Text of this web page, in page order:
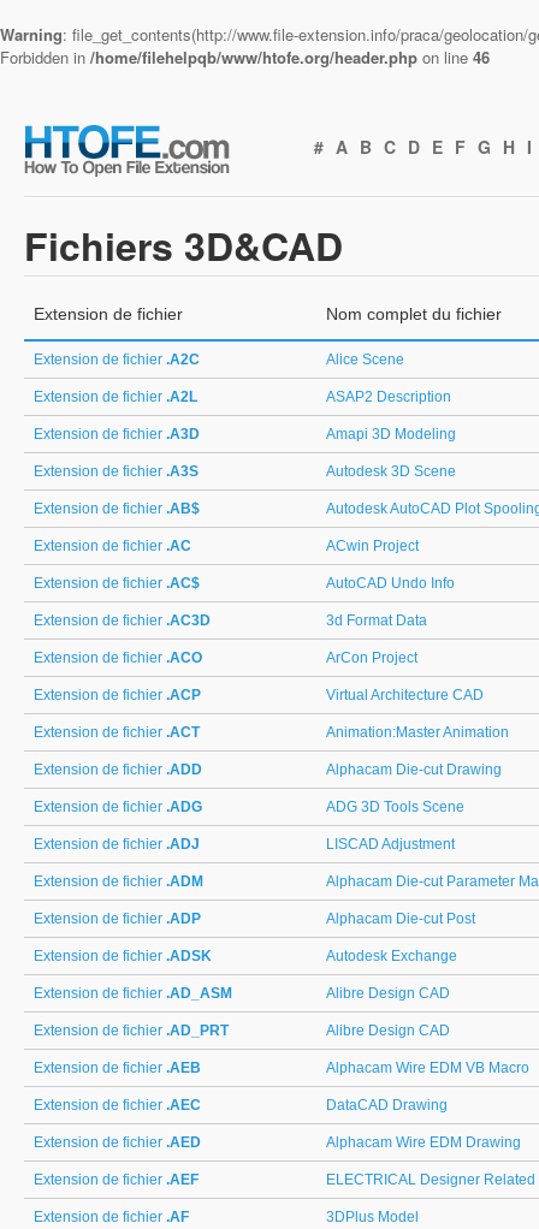
Warning: file_get_contents(http://www.file-extension.info/praca/
Forbidden in /home/filehelpqb/www/htofe.org/header.php on line 46
# A B C D E F G H I
Fichiers 3D&CAD
Extension de fichier Nom complet du fichier
Extension de fichier .A2C Alice Scene
Extension de fichier .A2L ASAP2 Description
Extension de fichier .A3D Amapi 3D Modeling
Extension de fichier .A3S Autodesk 3D Scene
Extension de fichier .AB$ Autodesk AutoCAD Plot
Extension de fichier .AC ACwin Project
Extension de fichier .AC$ AutoCAD Undo Info
Extension de fichier .AC3D 3d Format Data
Extension de fichier .ACO ArCon Project
Extension de fichier .ACP Virtual Architecture CAD
Extension de fichier .ACT Animation:Master Animation
Extension de fichier .ADD Alphacam Die-cut Drawing
Extension de fichier .ADG ADG 3D Tools Scene
Extension de fichier .ADJ LISCAD Adjustment
Extension de fichier .ADM Alphacam Die-cut Parameter
Extension de fichier .ADP Alphacam Die-cut Post
Extension de fichier .ADSK Autodesk Exchange
Extension de fichier .AD_ASM Alibre Design CAD
Extension de fichier .AD_PRT Alibre Design CAD
Extension de fichier .AEB Alphacam Wire EDM VB Macro
Extension de fichier .AEC DataCAD Drawing
Extension de fichier .AED Alphacam Wire EDM Drawing
Extension de fichier .AEF ELECTRICAL Designer Related
Extension de fichier .AF 3DPlus Model